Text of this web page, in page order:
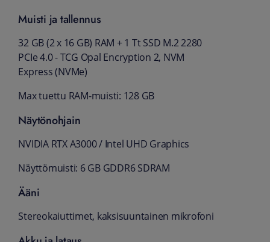
Muisti ja tallennus
32 GB (2 x 16 GB) RAM +1 Tt SSD M.2 2280
PCIe 4.0 - TCG Opal Encryption 2, NVM
Express (NVMe)
Max tuettu RAM-muisti: 128 GB
Näytönohjain
NVIDIA RTX A3000 / Intel UHD Graphics
Näyttömuisti: 6 GB GDDR6 SDRAM
Ääni
Stereokaiuttimet, kaksisuuntainen mikrofoni